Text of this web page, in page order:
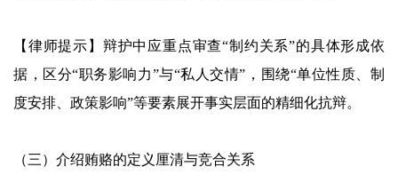
【律师提示】辩护中应重点审查“制约关系”的具体形成依
据，区分“职务影响力”与“私人交情”，围绕“单位性质、制
度安排、政策影响”等要素展开事实层面的精细化抗辩。
（三）介绍贿赂的定义厘清与竞合关系